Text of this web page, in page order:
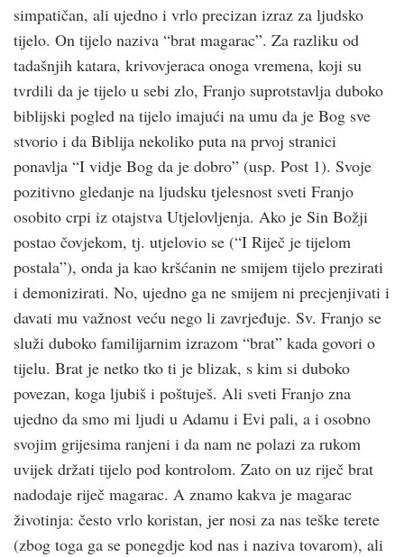
simpatičan, ali ujedno i vrlo precizan izraz za ljudsko
tijelo. On tijelo naziva “brat magarac”. Za razliku od
tadašnjih katara, krivovjeraca onoga vremena, koji su
tvrdili da je tijelo u sebi zlo, Franjo suprotstavlja duboko
biblijski pogled na tijelo imajući na umu da je Bog sve
stvorio i da Biblija nekoliko puta na prvoj stranici
ponavlja “I vidje Bog da je dobro” (usp. Post 1). Svoje
pozitivno gledanje na ljudsku tjelesnost sveti Franjo
osobito crpi iz otajstva Utjelovljenja. Ako je Sin Božji
postao čovjekom, tj. utjelovio se (“I Riječ je tijelom
postala”), onda ja kao krš­ćanin ne smijem tijelo prezirati
i demonizirati. No, ujedno ga ne smijem ni precjenjivati i
davati mu važnost veću nego li zavrjeđuje. Sv. Franjo se
služi duboko familijarnim izrazom “brat” kada govori o
tijelu. Brat je netko tko ti je blizak, s kim si duboko
povezan, koga ljubiš i poštuješ. Ali sveti Franjo zna
ujedno da smo mi ljudi u Adamu i Evi pali, a i osobno
svojim grijesima ranjeni i da nam ne polazi za rukom
uvijek držati tijelo pod kontrolom. Zato on uz riječ brat
nadodaje riječ magarac. A znamo kakva je magarac
životinja: često vrlo koristan, jer nosi za nas teške terete
(zbog toga ga se ponegdje kod nas i naziva tovarom), ali